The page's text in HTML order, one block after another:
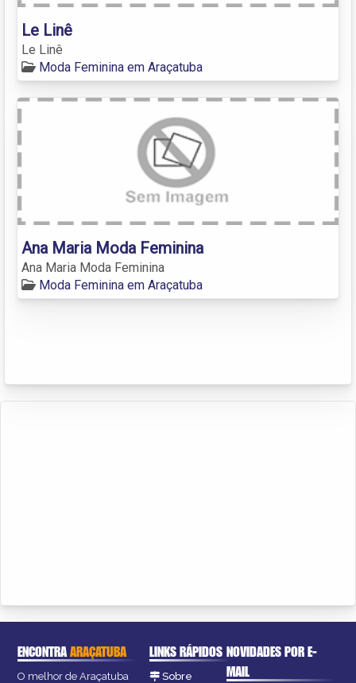
Le Linê
Le Linê
Moda Feminina em Araçatuba
Ana Maria Moda Feminina
Ana Maria Moda Feminina
Moda Feminina em Araçatuba
ENCONTRAARAÇATUBA
O melhor de Araçatuba
LINKS RÁPIDOS
Sobre
NOVIDADES POR E-
MAIL